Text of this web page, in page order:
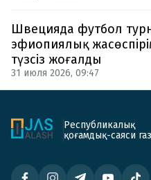
Швецияда футбол
эфиопиялық
түзсіз жоғалды
31 июля 2026, 09:47
Республикалық
қоғамдық-саяси